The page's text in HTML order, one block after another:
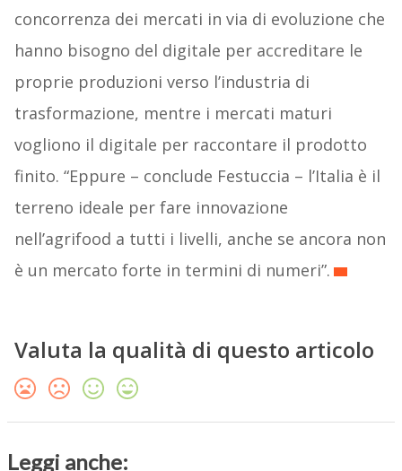
concorrenza dei mercati in via di evoluzione che
hanno bisogno del digitale per accreditare le
proprie produzioni verso l’industria di
trasformazione, mentre i mercati maturi
vogliono il digitale per raccontare il prodotto
finito. “Eppure – conclude Festuccia – l’Italia è il
terreno ideale per fare innovazione
nell’agrifood a tutti i livelli, anche se ancora non
è un mercato forte in termini di numeri”.
Valuta la qualità di questo articolo
Leggi anche: